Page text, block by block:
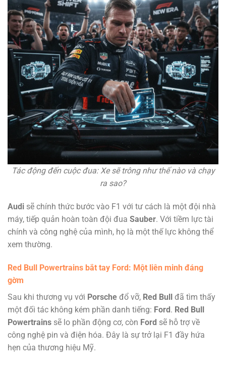
Tác động đến cuộc đua: Xe sẽ trông như thế nào và chạy
ra sao?
Audi sẽ chính thức bước vào F1 với tư cách là một đội nhà
máy, tiếp quản hoàn toàn đội đua Sauber. Với tiềm lực tài
chính và công nghệ của mình, họ là một thế lực không thể
xem thường.
Red Bull Powertrains bắt tay Ford: Một liên minh đáng
gờm
Sau khi thương vụ với Porsche đổ vỡ, Red Bull đã tìm thấy
một đối tác không kém phần danh tiếng: Ford. Red Bull
Powertrains sẽ lo phần động cơ, còn Ford sẽ hỗ trợ về
công nghệ pin và điện hóa. Đây là sự trở lại F1 đầy hứa
hẹn của thương hiệu Mỹ.